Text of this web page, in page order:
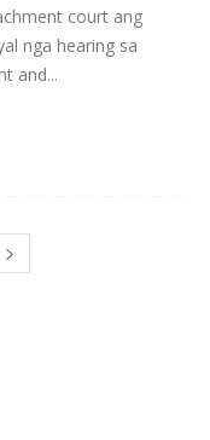
court ang
nga hearing sa
and...